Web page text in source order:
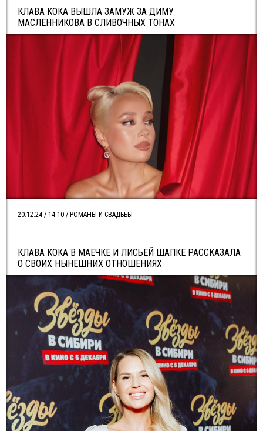
КЛАВА КОКА ВЫШЛА ЗАМУЖ ЗА ДИМУ
МАСЛЕННИКОВА В СЛИВОЧНЫХ ТОНАХ
КЛАВА КОКА В МАЕЧКЕ И ЛИСЬЕЙ ШАПКЕ РАССКАЗАЛА
О СВОИХ НЫНЕШНИХ ОТНОШЕНИЯХ
20.12.24 / 14:10 / РОМАНЫ И СВАДЬБЫ